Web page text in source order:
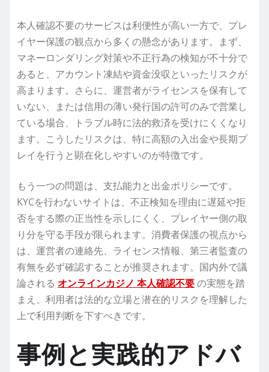
本人確認不要のサービスは利便性が高い一方で、プレ
イヤー保護の観点から多くの懸念があります。まず、
マネーロンダリング対策や不正行為の検知が不十分で
あると、アカウント凍結や資金没収といったリスクが
高まります。さらに、運営者がライセンスを保有して
いない、または信用の薄い発行国の許可のみで営業し
ている場合、トラブル時に法的救済を受けにくくなり
ます。こうしたリスクは、特に高額の入出金や長期プ
レイを行うと顕在化しやすいのが特徴です。
もう一つの問題は、支払能力と出金ポリシーです。
KYCを行わないサイトは、不正検知を理由に遅延や拒
否をする際の正当性を示しにくく、プレイヤー側の取
り分を守る手段が限られます。消費者保護の視点から
は、運営者の連絡先、ライセンス情報、第三者監査の
有無を必ず確認することが推奨されます。国内外で議
論される オンラインカジノ 本人確認不要の実態を踏
まえ、利用者は法的な立場と潜在的リスクを理解した
上で利用判断を下すべきです。
事例と実践的アドバ